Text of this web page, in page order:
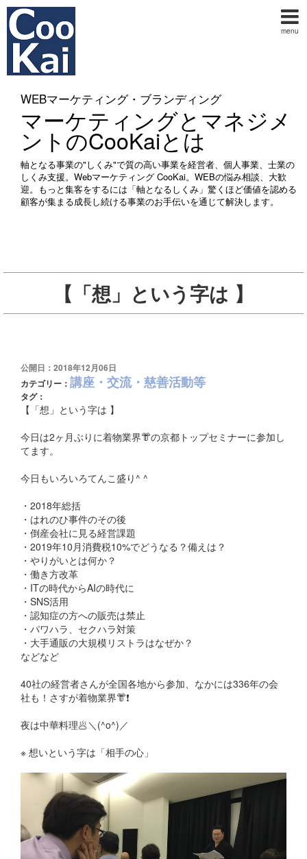
menu
WEBマーケティング・ブランディング
マーケティングとマネジメ
ントのCooKaiとは
軸となる事業の"しくみ"で質の高い事業を経営者、個人事業、士業の
しくみ支援。Webマーケティング CooKai。WEBの悩み相談、大歓
迎。もっと集客をするには「軸となるしくみ」驚くほど価値を認める
顧客が集まる成長し続ける事業のお手伝いを通じて解決します。
【「想」という字は 】
公開日：2018年12月06日
カテゴリー： 講座・交流・慈善活動等
タグ：
【「想」という字は 】
今日は2ヶ月ぶりに着物業界👘の京都トップセミナーに参加し
てます。
今日もいろいろてんこ盛り^ ^
・2018年総括
・はれのひ事件のその後
・倒産会社に見る経営課題
・2019年10月消費税10%でどうなる？備えは？
・やりがいとは何か？
・働き方改革
・ITの時代からAIの時代に
・SNS活用
・認知症の方への販売は禁止
・パワハラ、セクハラ対策
・大手通販の大規模リストラはなぜか？
などなど
40社の経営者さんが全国各地から参加、なかには336年の会
社も！さすが着物業界👘❗️
夜は中華料理🥟＼(^o^)／
※ 想いという字は「相手の心」